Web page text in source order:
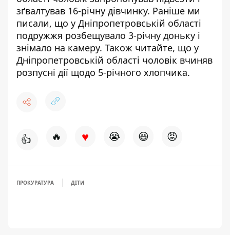
зґвалтував 16-річну дівчинку. Раніше ми
писали, що у Дніпропетровській області
подружжя розбещувало 3-річну доньку і
знімало на камеру. Також читайте, що у
Дніпропетровській області чоловік вчиняв
розпусні дії щодо 5-річного хлопчика.
👍 🔥 ♥ 😭 😆 😡
ПРОКУРАТУРА ДІТИ